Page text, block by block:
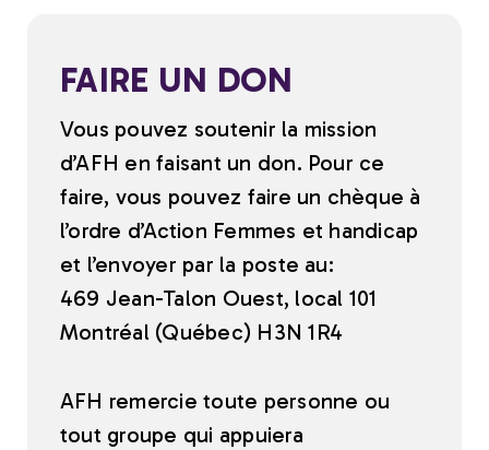
FAIRE UN DON
Vous pouvez soutenir la mission
d’AFH en faisant un don. Pour ce
faire, vous pouvez faire un chèque à
l’ordre d’Action Femmes et handicap
et l’envoyer par la poste au:
469 Jean-Talon Ouest, local 101
Montréal (Québec) H3N 1R4
AFH remercie toute personne ou
tout groupe qui appuiera